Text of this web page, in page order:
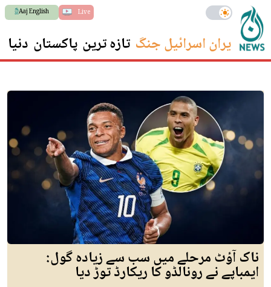
Live
Aaj English
ایران اسرائیل جنگ تازہ ترین پاکستان دنیا
ناک آؤٹ مرحلے میں سب سے زیادہ گول:
ایمباپے نے رونالڈو کا ریکارڈ توڑ دیا